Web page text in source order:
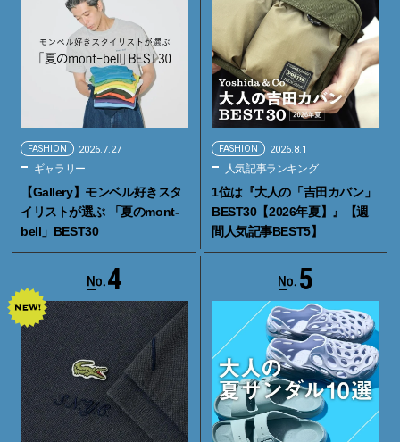
FASHION 2026.7.27
ギャラリー
【Gallery】モンベル好きスタ
イリストが選ぶ 「夏のmont-
bell」BEST30
FASHION 2026.8.1
人気記事ランキング
1位は『大人の「吉田カバン」
BEST30【2026年夏】』【週
間人気記事BEST5】
4 5